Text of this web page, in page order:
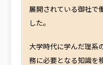
展開されている御社で
した。
大学時代に学んだ理系
務に必要となる知識を